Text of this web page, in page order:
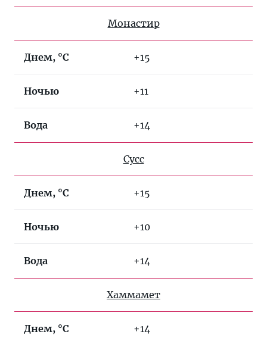
Монастир
Днем, °C +15
Ночью +11
Вода +14
Сусс
Днем, °C +15
Ночью +10
Вода +14
Хаммамет
Днем, °C +14